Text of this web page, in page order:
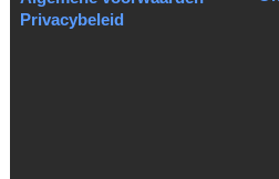
Privacybeleid